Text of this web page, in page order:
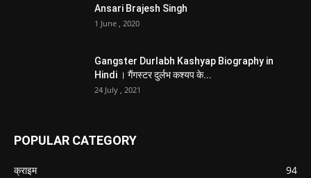
Ansari Brajesh Singh
1 June , 2020
Gangster Durlabh Kashyap Biography in
Hindi । गैंगस्टर दुर्लभ कश्यप के...
24 July , 2021
POPULAR CATEGORY
क्राइम
94